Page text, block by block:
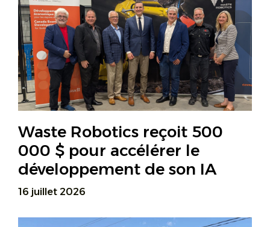
Waste Robotics reçoit 500
000 $ pour accélérer le
développement de son IA
16 juillet 2026